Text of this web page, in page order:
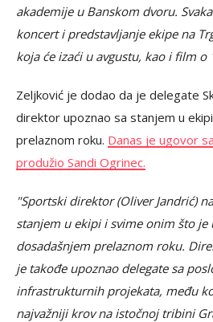
akademije u Banskom dvoru.
koncert i predstavljanje ekipe na
koja će izaći u avgustu, kao i film o
Zeljković je dodao da je delegate
direktor upoznao sa stanjem u
prelaznom roku. Danas je ugovor
produžio Sandi Ogrinec.
"Sportski direktor (Oliver Jandrić)
stanjem u ekipi i svime onim što je
dosadašnjem prelaznom roku.
je takođe upoznao delegate sa
infrastrukturnih projekata, među
najvažniji krov na istočnoj tribini